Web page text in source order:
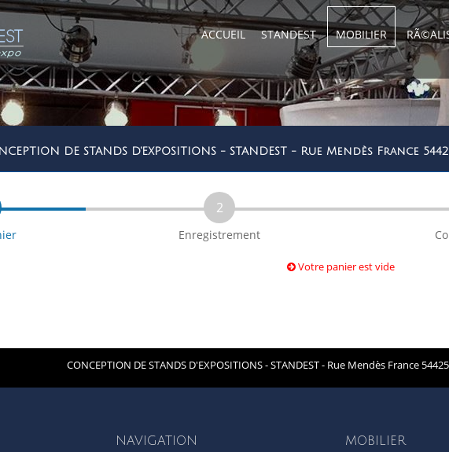
ACCUEIL STANDEST MOBILIER
DE STANDS D'EXPOSITIONS - STANDEST - Rue Mendès France
2
Enregistrement
Votre panier est vide
CONCEPTION DE STANDS D'EXPOSITIONS - STANDEST - Rue Mendès France
NAVIGATION MOBILIER